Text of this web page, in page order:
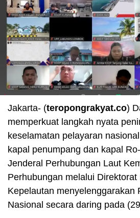
Jakarta- (teropongrakyat.co)
memperkuat langkah nyata
keselamatan pelayaran
kapal penumpang dan kapal
Jenderal Perhubungan Laut
Perhubungan melalui Direktorat
Kepelautan menyelenggarakan
Nasional secara daring pada